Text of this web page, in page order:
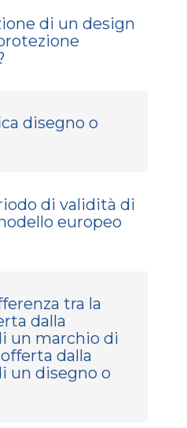
di un design
disegno o
di validità di
europeo
tra la
dalla
un marchio di
dalla
un disegno o